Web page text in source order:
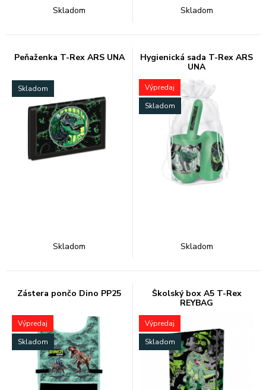
Skladom Skladom
Peňaženka T-Rex ARS UNA
Skladom
Skladom
Hygienická sada T-Rex ARS
UNA
Výpredaj
Skladom
Skladom
Zástera pončo Dino PP25
Výpredaj
Skladom
Školský box A5 T-Rex
REYBAG
Výpredaj
Skladom